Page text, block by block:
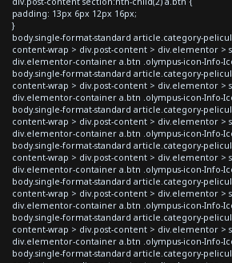
padding: 13px 6px 12px 16px;
}
body.single-format-standard article.category-
content-wrap > div.post-content > div.elementor >
div.elementor-container a.btn .olympus-icon-Info-
body.single-format-standard article.category-
content-wrap > div.post-content > div.elementor >
div.elementor-container a.btn .olympus-icon-Info-
body.single-format-standard article.category-
content-wrap > div.post-content > div.elementor >
div.elementor-container a.btn .olympus-icon-Info-
body.single-format-standard article.category-
content-wrap > div.post-content > div.elementor >
div.elementor-container a.btn .olympus-icon-Info-
body.single-format-standard article.category-
content-wrap > div.post-content > div.elementor >
div.elementor-container a.btn .olympus-icon-Info-
body.single-format-standard article.category-
content-wrap > div.post-content > div.elementor >
div.elementor-container a.btn .olympus-icon-Info-
body.single-format-standard article.category-